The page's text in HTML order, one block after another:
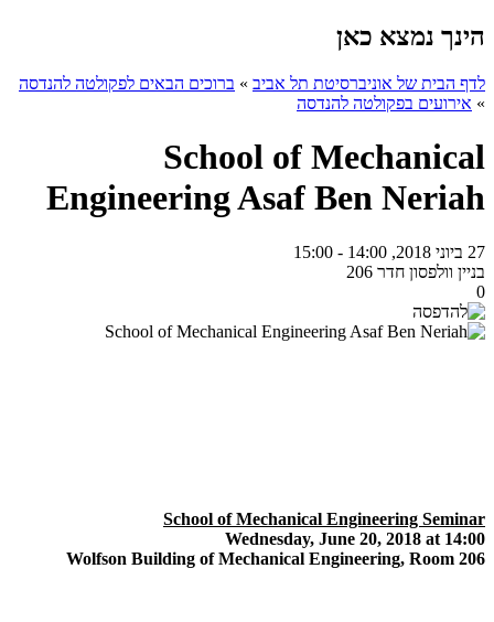
הינך נמצא כאן
לדף הבית של אוניברסיטת תל אביב » ברוכים הבאים לפקולטה להנדסה
» אירועים בפקולטה להנדסה
School of Mechanical
Engineering Asaf Ben Neriah
27 ביוני 2018, 14:00 - 15:00
בניין וולפסון חדר 206
0
School of Mechanical Engineering Seminar
Wednesday, June 20, 2018 at 14:00
Wolfson Building of Mechanical Engineering, Room 206